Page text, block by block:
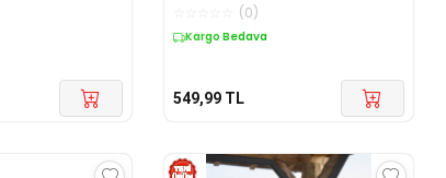
(0)
Kargo Bedava
549,99 TL